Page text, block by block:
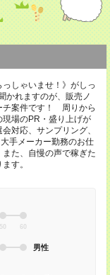
しゃいませ！》がしっ
かれますのが、販売ノ
チ案件です！ 周りから
場のPR・盛り上げが
対応、サンプリング、
手メーカー勤務のお仕
た、自慢の声で稼ぎた
す。
50 60
男性